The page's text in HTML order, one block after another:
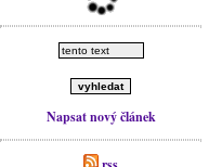
Napsat nový článek